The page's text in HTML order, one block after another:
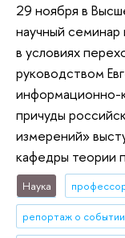
29 ноября в
научный семинар
в условиях
руководством
информационно-
причуды
измерений»
кафедры теории
Наука
репортаж о событии